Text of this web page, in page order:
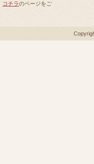
コチラのページをご